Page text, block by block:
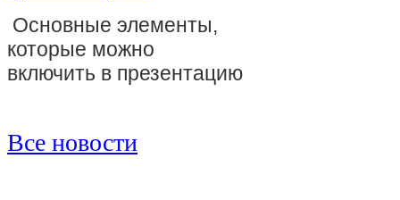
Основные элементы,
которые можно
включить в презентацию
Все новости